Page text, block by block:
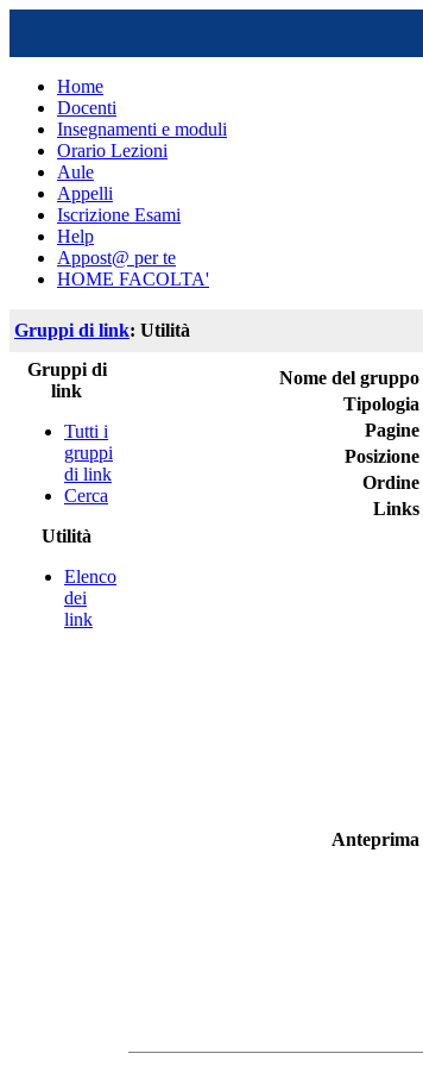
Home
Docenti
Insegnamenti e moduli
Orario Lezioni
Aule
Appelli
Iscrizione Esami
Help
Appost@ per te
HOME FACOLTA'
Gruppi di link: Utilità
Gruppi di
link
Tutti i
gruppi
di link
Cerca
Utilità
Elenco
dei
link
Nome del gruppo
Tipologia
Pagine
Posizione
Ordine
Links
Anteprima